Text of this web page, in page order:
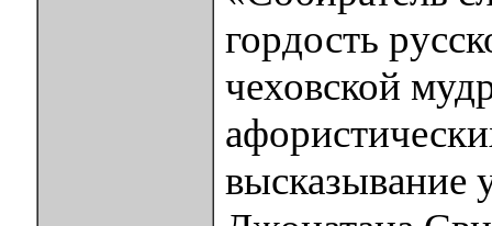
гордость
чеховской
высказывание